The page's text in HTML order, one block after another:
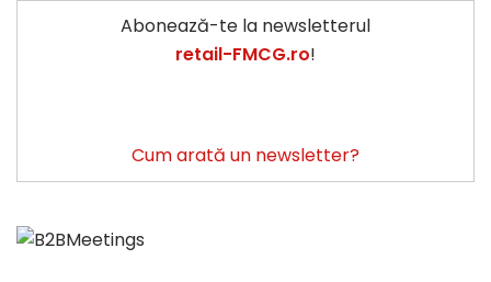
Abonează-te la newsletterul
retail-FMCG.ro!
Cum arată un newsletter?